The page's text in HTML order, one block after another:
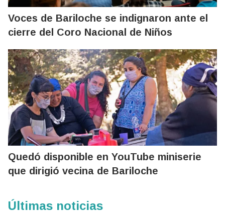
Voces de Bariloche se indignaron ante el
cierre del Coro Nacional de Niños
Quedó disponible en YouTube miniserie
que dirigió vecina de Bariloche
Últimas noticias